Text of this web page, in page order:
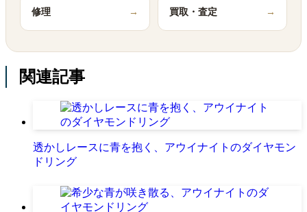
修理 → 買取・査定 →
関連記事
透かしレースに青を抱く、アウイナイトのダイヤモン
ドリング